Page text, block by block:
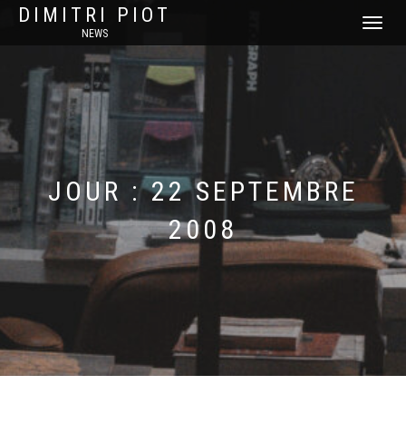
DIMITRI PIOT
NEWS
DÉPLIER
JOUR :22 SEPTEMBRE
2008